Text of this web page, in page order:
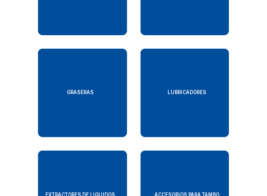
GRASERAS LUBRICADORES
EXTRACTORES DE LIQUIDOS ACCESORIOS PARA TAMBO